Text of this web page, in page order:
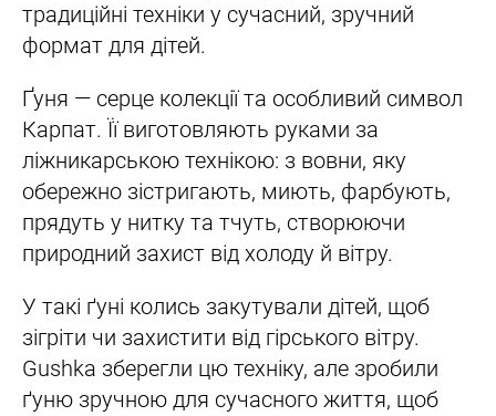
традиційні техніки у сучасний, зручний
формат для дітей.
Ґуня — серце колекції та особливий символ
Карпат. Її виготовляють руками за
ліжникарською технікою: з вовни, яку
обережно зістригають, миють, фарбують,
прядуть у нитку та тчуть, створюючи
природний захист від холоду й вітру.
У такі ґуні колись закутували дітей, щоб
зігріти чи захистити від гірського вітру.
Gushka зберегли цю техніку, але зробили
ґуню зручною для сучасного життя, щоб